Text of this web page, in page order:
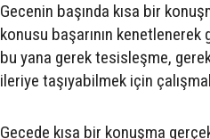
Gecenin başında kısa bir
konusu başarının
bu yana gerek tesisleşme,
ileriye taşıyabilmek için
Gecede kısa bir konuşma